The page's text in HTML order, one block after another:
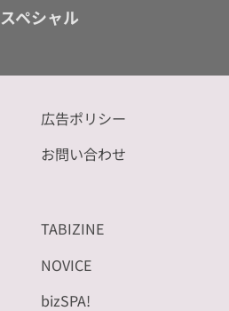
スペシャル
広告ポリシー
お問い合わせ
TABIZINE
NOVICE
bizSPA!